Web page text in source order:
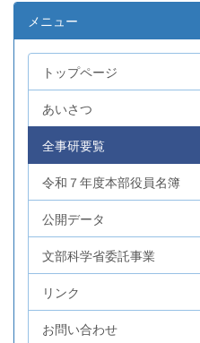
メニュー
トップページ
あいさつ
全事研要覧
令和７年度本部役員名簿
公開データ
文部科学省委託事業
リンク
お問い合わせ